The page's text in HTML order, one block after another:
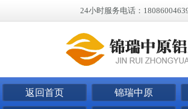
24小时服务电话：
返回首页 锦瑞中原